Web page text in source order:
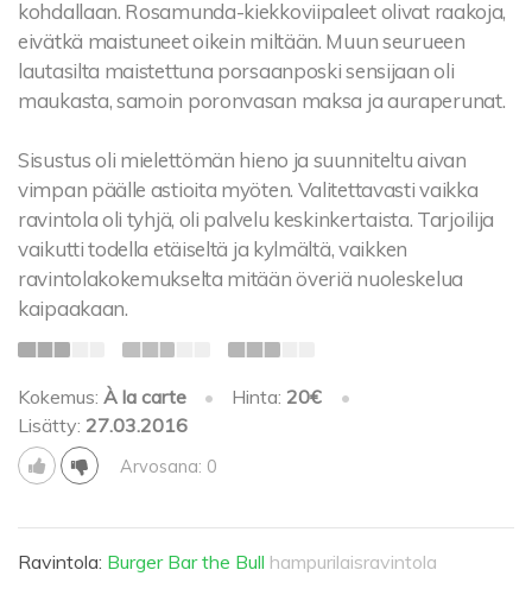
kohdallaan. Rosamunda-kiekkoviipaleet olivat raakoja,
eivätkä maistuneet oikein miltään. Muun seurueen
lautasilta maistettuna porsaanposki sensijaan oli
maukasta, samoin poronvasan maksa ja auraperunat.
Sisustus oli mielettömän hieno ja suunniteltu aivan
vimpan päälle astioita myöten. Valitettavasti vaikka
ravintola oli tyhjä, oli palvelu keskinkertaista. Tarjoilija
vaikutti todella etäiseltä ja kylmältä, vaikken
ravintolakokemukselta mitään överiä nuoleskelua
kaipaakaan.
Kokemus: À la carte • Hinta: 20€
•
Lisätty: 27.03.2016
Arvosana: 0
Ravintola: Burger Bar the Bull hampurilaisravintola